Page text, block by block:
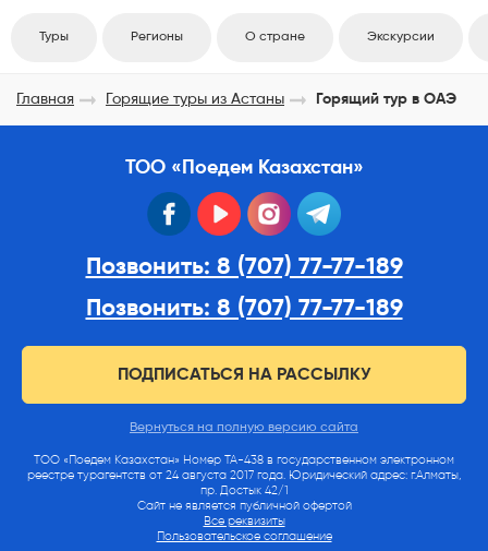
Туры Регионы О стране Экскурсии
Главная Горящие туры из Астаны Горящий тур в ОАЭ
ТОО «Поедем Казахстан»
facebook youtube instagram
Позвонить: 8 (707) 77-77-189
Позвонить: 8 (707) 77-77-189
ПОДПИСАТЬСЯ НА РАССЫЛКУ
Вернуться на полную версию сайта
ТОО «Поедем Казахстан» Номер ТА-438 в государственном электронном
реестре турагентств от 24 августа 2017 года. Юридический адрес: г.Алматы,
пр. Достык 42/1
Сайт не является публичной офертой
Все реквизиты
Пользовательское соглашение